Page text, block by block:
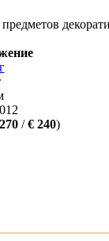
/€ 240)